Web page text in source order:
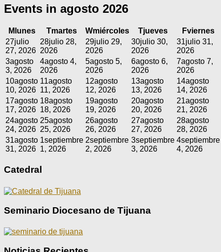
Events in agosto 2026
M lunes Tmartes Wmiércoles Tjueves Fviernes
27julio
27, 2026
28julio 28,
2026
29julio 29,
2026
30julio 30,
2026
31julio 31,
2026
3agosto
3, 2026
4agosto 4,
2026
5agosto 5,
2026
6agosto 6,
2026
7agosto 7,
2026
10agosto
10, 2026
11agosto
11, 2026
12agosto
12, 2026
13agosto
13, 2026
14agosto
14, 2026
17agosto
17, 2026
18agosto
18, 2026
19agosto
19, 2026
20agosto
20, 2026
21agosto
21, 2026
24agosto
24, 2026
25agosto
25, 2026
26agosto
26, 2026
27agosto
27, 2026
28agosto
28, 2026
31agosto
31, 2026
1septiembre
1, 2026
2septiembre
2, 2026
3septiembre
3, 2026
4septiembre
4, 2026
Catedral
Seminario Diocesano de Tijuana